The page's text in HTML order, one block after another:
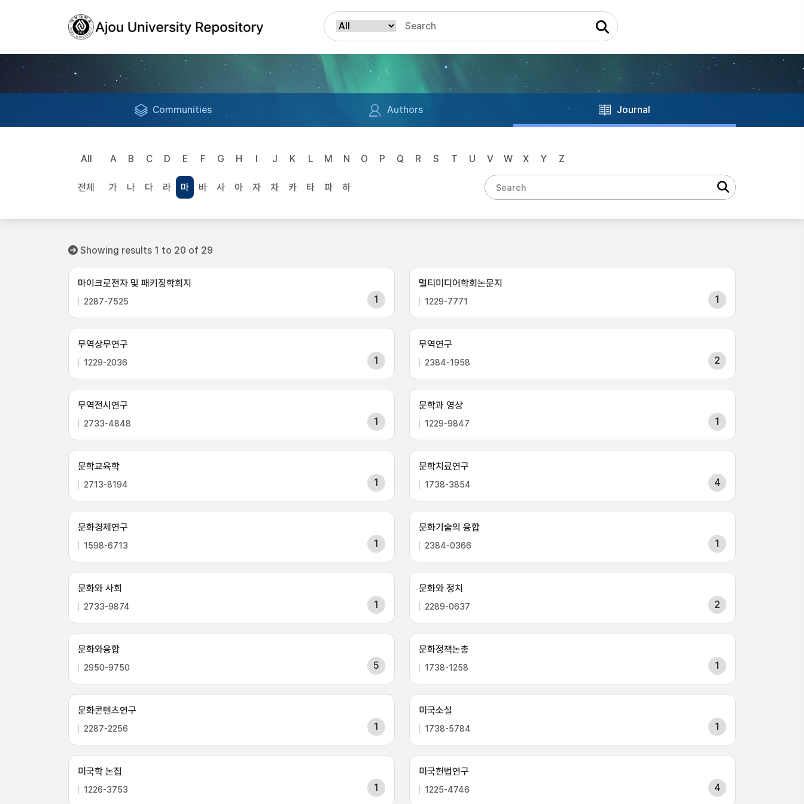
Communities Authors Journal
All A B C D E F G H I J K L M N O P Q R S T U V W X Y Z
전체 가 나 다 라 마 바 사 아 자 차 카 타 파 하
Showing results 1 to 20 of 29
마이크로전자 및 패키징학회지
2287-7525 1
멀티미디어학회논문지
1229-7771 1
무역상무연구
1229-2036 1
무역연구
2384-1958 2
무역전시연구
2733-4848 1
문학과 영상
1229-9847 1
문학교육학
2713-8194 1
문학치료연구
1738-3854 4
문화경제연구
1598-6713 1
문화기술의 융합
2384-0366 1
문화와 사회
2733-9874 1
문화와 정치
2289-0637 2
문화와융합
2950-9750 5
문화정책논총
1738-1258 1
문화콘텐츠연구
2287-2256 1
미국소설
1738-5784 1
미국학 논집
1226-3753 1
미국헌법연구
1225-4746 4